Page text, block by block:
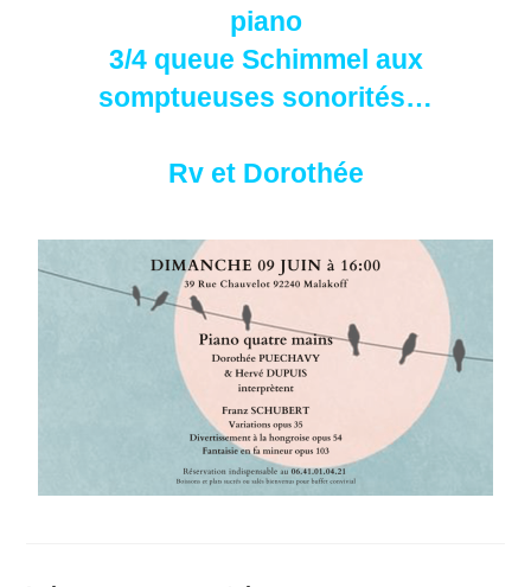
piano
3/4 queue Schimmel aux
somptueuses sonorités…
Rv et Dorothée